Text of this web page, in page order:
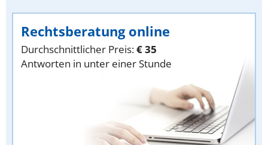
Rechtsberatung online
Durchschnittlicher Preis:€ 35
Antworten in unter einer Stunde